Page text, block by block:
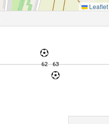
Leaflet
62 63